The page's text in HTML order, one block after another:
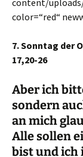
content/
color=“red“
7.Sonntag der
17,20-26
Aber ich
sondern
an mich
Alle sollen
bist und ich